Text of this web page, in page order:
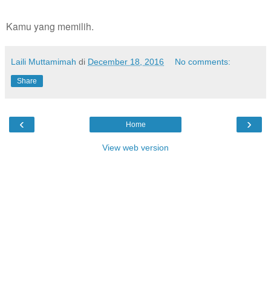
Kamu yang memilih.
Laili Muttamimah di December 18, 2016 No comments:
Share
‹ ›
Home
View web version